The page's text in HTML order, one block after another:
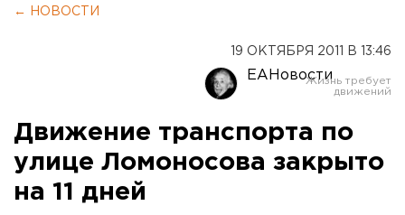
← НОВОСТИ
19 ОКТЯБРЯ 2011 В 13:46
ЕАНовости
Движение транспорта по
улице Ломоносова закрыто
на 11 дней